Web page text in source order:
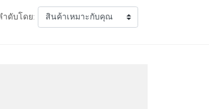
ำดับโดย: